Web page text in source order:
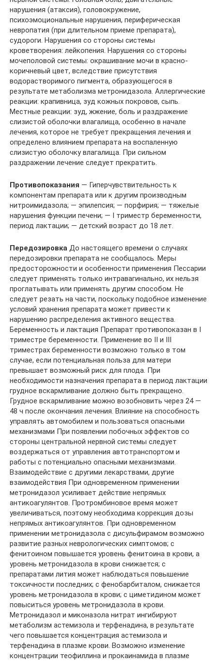
нарушения (атаксия), головокружение,
психоэмоциональные нарушения, периферическая
невропатия (при длительном приеме препарата),
судороги. Нарушения со стороны системы
кроветворения: лейкопения. Нарушения со стороны
мочеполовой системы: окрашивание мочи в красно-
коричневый цвет, вследствие присутствия
водорастворимого пигмента, образующегося в
результате метаболизма метронидазола. Аллергические
реакции: крапивница, зуд кожных покровов, сыпь.
Местные реакции: зуд, жжение, боль и раздражение
слизистой оболочки влагалища, особенно в начале
лечения, которое не требует прекращения лечения и
определено влиянием препарата на воспаленную
слизистую оболочку влагалища. При сильном
раздражении лечение следует прекратить.
Противопоказания — Гиперчувствительность к
компонентам препарата или к другим производным
нитроимидазола; — эпилепсия; — порфирия; — тяжелые
нарушения функции печени; — I триместр беременности,
период лактации; — детский возраст до 18 лет.
Передозировка До настоящего времени о случаях
передозировки препарата не сообщалось. Меры
предосторожности и особенности применения Пессарии
следует применять только интравагинально, их нельзя
проглатывать или применять другим способом. Не
следует резать на части, поскольку подобное изменение
условий хранения препарата может привести к
нарушению распределения активного вещества.
Беременность и лактация Препарат противопоказан в I
триместре беременности. Применение во II и III
триместрах беременности возможно только в том
случае, если потенциальная польза для матери
превышает возможный риск для плода. При
необходимости назначения препарата в период лактации
грудное вскармливание должно быть прекращено.
Грудное вскармливание можно возобновить через 24 —
48 ч после окончания лечения. Влияние на способность
управлять автомобилем и пользоваться опасными
механизмами При появлении побочных эффектов со
стороны центральной нервной системы следует
воздержаться от управления автотранспортом и
работы с потенциально опасными механизмами.
Взаимодействие с другими лекарствами, другие
взаимодействия При одновременном применении
метронидазол усиливает действие непрямых
антикоагулянтов. Протромбиновое время может
увеличиваться, поэтому необходима коррекция дозы
непрямых антикоагулянтов. При одновременном
применении метронидазола с дисульфирамом возможно
развитие разных неврологических симптомов; с
фенитоином повышается уровень фенитоина в крови, а
уровень метронидазола в крови снижается; с
препаратами лития может наблюдаться повышение
токсичности последних; с фенобарбиталом, снижается
уровень метронидазола в крови; с циметидином может
повыситься уровень метронидазола в крови.
Метронидазол и миконазола нитрат ингибируют
метаболизм астемизола и терфенадина, в результате
чего повышается концентрация астемизола и
терфенадина в плазме крови. Возможно изменение
концентрации теофиллина и прокаинамида в плазме